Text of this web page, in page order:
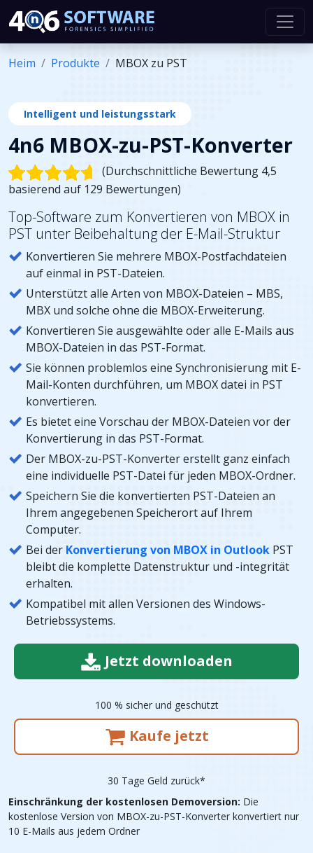
Heim Produkte MBOX zu PST
Intelligent und leistungsstark
4n6 MBOX-zu-PST-Konverter
(Durchschnittliche Bewertung 4,5
basierend auf 129 Bewertungen)
Top-Software zum Konvertieren von MBOX in
PST unter Beibehaltung der E-Mail-Struktur
Konvertieren Sie mehrere MBOX-Postfachdateien
auf einmal in PST-Dateien.
Unterstützt alle Arten von MBOX-Dateien – MBS,
MBX und solche ohne die MBOX-Erweiterung.
Konvertieren Sie ausgewählte oder alle E-Mails aus
MBOX-Dateien in das PST-Format.
Sie können problemlos eine Synchronisierung mit E-
Mail-Konten durchführen, um MBOX datei in PST
konvertieren.
Es bietet eine Vorschau der MBOX-Dateien vor der
Konvertierung in das PST-Format.
Der MBOX-zu-PST-Konverter erstellt ganz einfach
eine individuelle PST-Datei für jeden MBOX-Ordner.
Speichern Sie die konvertierten PST-Dateien an
Ihrem angegebenen Speicherort auf Ihrem
Computer.
Bei der Konvertierung von MBOX in Outlook PST
bleibt die komplette Datenstruktur und -integrität
erhalten.
Kompatibel mit allen Versionen des Windows-
Betriebssystems.
Jetzt downloaden
100 % sicher und geschützt
Kaufe jetzt
30 Tage Geld zurück*
Einschränkung der kostenlosen Demoversion: Die
kostenlose Version von MBOX-zu-PST-Konverter konvertiert nur
10 E-Mails aus jedem Ordner